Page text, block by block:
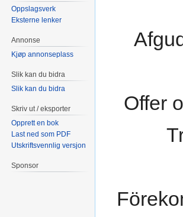
Offer
Oppslagsverk
Eksterne lenker
Annonse
Kjøp annonseplass
Slik kan du bidra
Slik kan du bidra
Skriv ut / eksporter
Opprett en bok
Last ned som PDF
Utskriftsvennlig versjon
Sponsor